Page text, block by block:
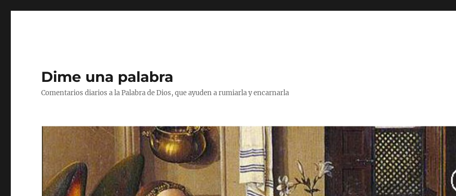
Dime una palabra
Comentarios diarios a la Palabra de Dios, que ayuden a rumiarla y encarnarla